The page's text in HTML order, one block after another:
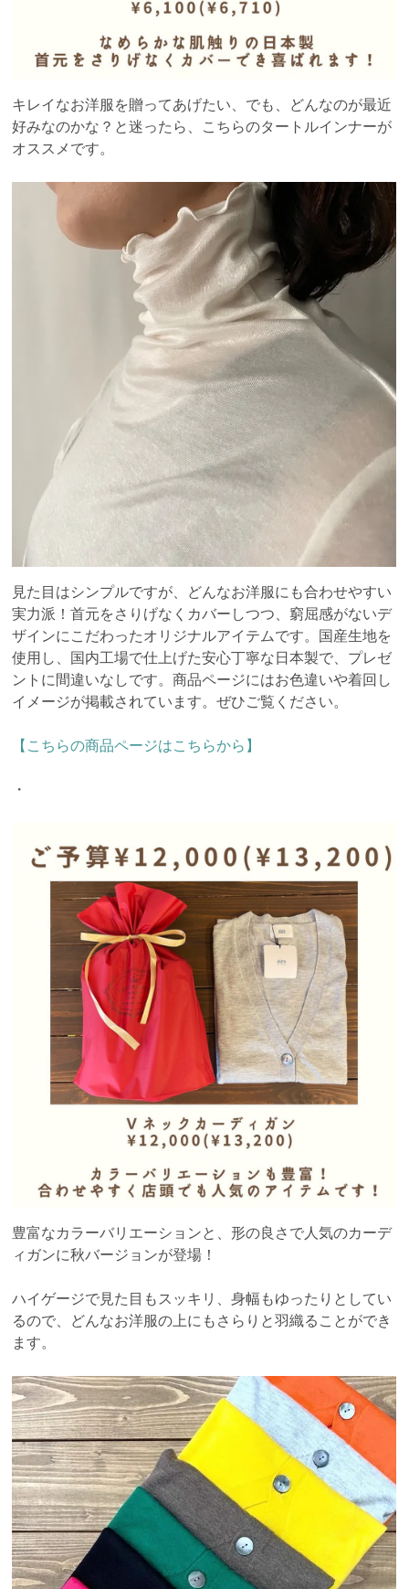
キレイなお洋服を贈ってあげたい、でも、どんなのが最近
好みなのかな？と迷ったら、こちらのタートルインナーが
オススメです。
見た目はシンプルですが、どんなお洋服にも合わせやすい
実力派！首元をさりげなくカバーしつつ、窮屈感がないデ
ザインにこだわったオリジナルアイテムです。国産生地を
使用し、国内工場で仕上げた安心丁寧な日本製で、プレゼ
ントに間違いなしです。商品ページにはお色違いや着回し
イメージが掲載されています。ぜひご覧ください。
【こちらの商品ページはこちらから】
・
豊富なカラーバリエーションと、形の良さで人気のカーデ
ィガンに秋バージョンが登場！
ハイゲージで見た目もスッキリ、身幅もゆったりとしてい
るので、どんなお洋服の上にもさらりと羽織ることができ
ます。